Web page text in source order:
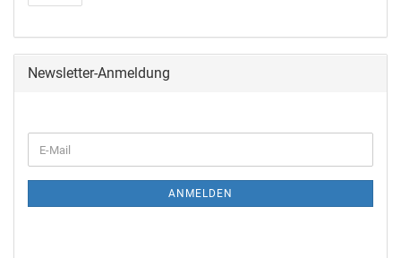
Newsletter-Anmeldung
ANMELDEN